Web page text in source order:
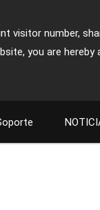
visitor number,
you are hereby